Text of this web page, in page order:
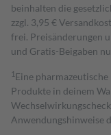
beinhalten die
zzgl. 3,95 €
frei. Preisänderungen
und Gratis-Beigaben
1 Eine
Produkte in deinem
Anwendungshinweise